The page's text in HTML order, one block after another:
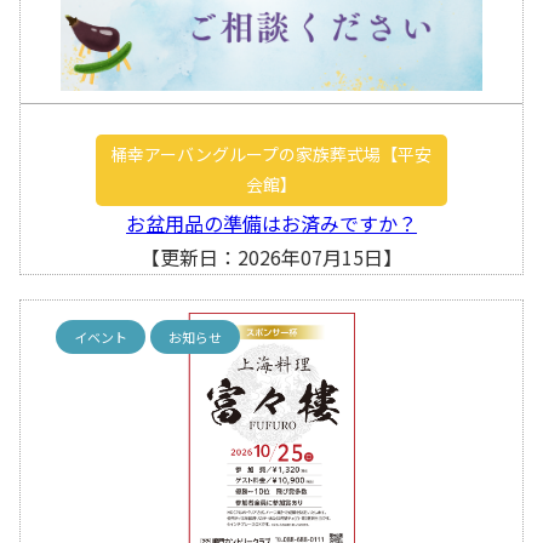
桶幸アーバングループの家族葬式場【平安
会館】
お盆用品の準備はお済みですか？
【更新日：2026年07月15日】
イベント お知らせ